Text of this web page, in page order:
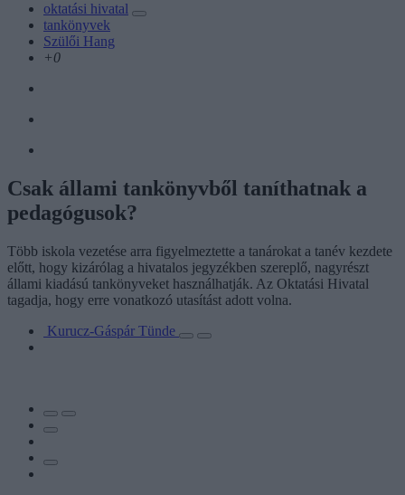
oktatási hivatal
tankönyvek
Szülői Hang
+0
Csak állami tankönyvből taníthatnak a
pedagógusok?
Több iskola vezetése arra figyelmeztette a tanárokat a tanév kezdete
előtt, hogy kizárólag a hivatalos jegyzékben szereplő, nagyrészt
állami kiadású tankönyveket használhatják. Az Oktatási Hivatal
tagadja, hogy erre vonatkozó utasítást adott volna.
Kurucz-Gáspár Tünde